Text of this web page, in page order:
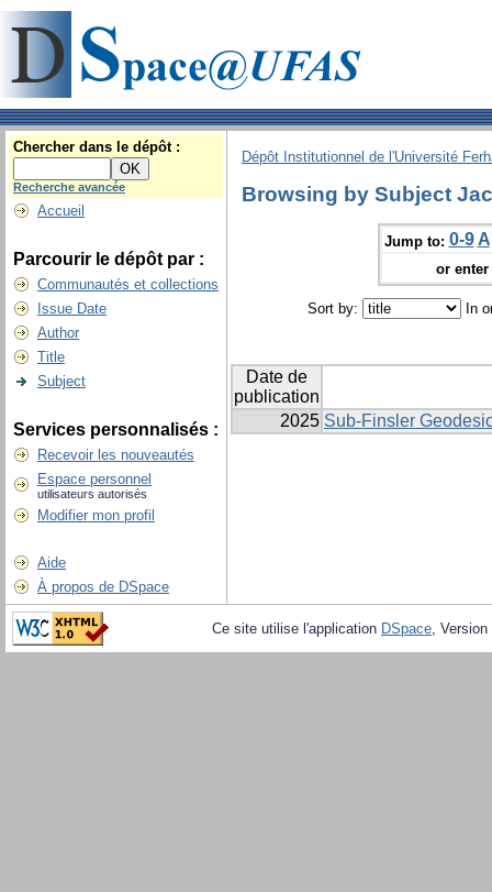
Chercher dans le dépôt :
Recherche avancée
Accueil
Parcourir le dépôt par :
Communautés et collections
Issue Date
Author
Title
Subject
Services personnalisés :
Recevoir les nouveautés
Espace personnel
utilisateurs autorisés
Modifier mon profil
Aide
À propos de DSpace
Dépôt Institutionnel de l'Université
Browsing by Subject
Jump to: 0-9 A
or
Sort by: In
Date de
publication
2025 Sub-Finsler
Ce site utilise l'application DSpace,